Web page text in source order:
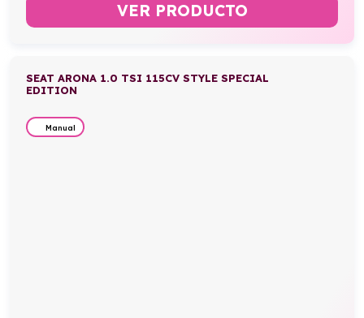
VER PRODUCTO
SEAT ARONA 1.0 TSI 115CV STYLE SPECIAL
EDITION
Manual